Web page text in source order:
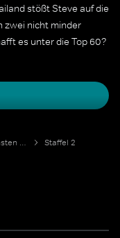
stößt Steve auf die
zwei nicht minder
es unter die Top 60?
Deadly 60 - Die gefährlichsten Tiere der Welt
Staffel 2